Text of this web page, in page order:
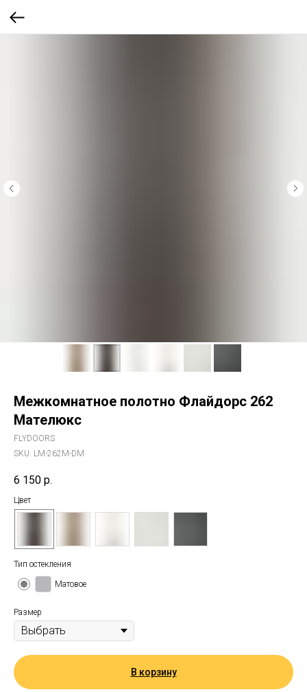
Межкомнатное полотно Флайдорс 262
Мателюкс
FLYDOORS
SKU: LM-262M-DM
6 150 р.
Цвет
Тип остекления
Матовое
Размер
В корзину